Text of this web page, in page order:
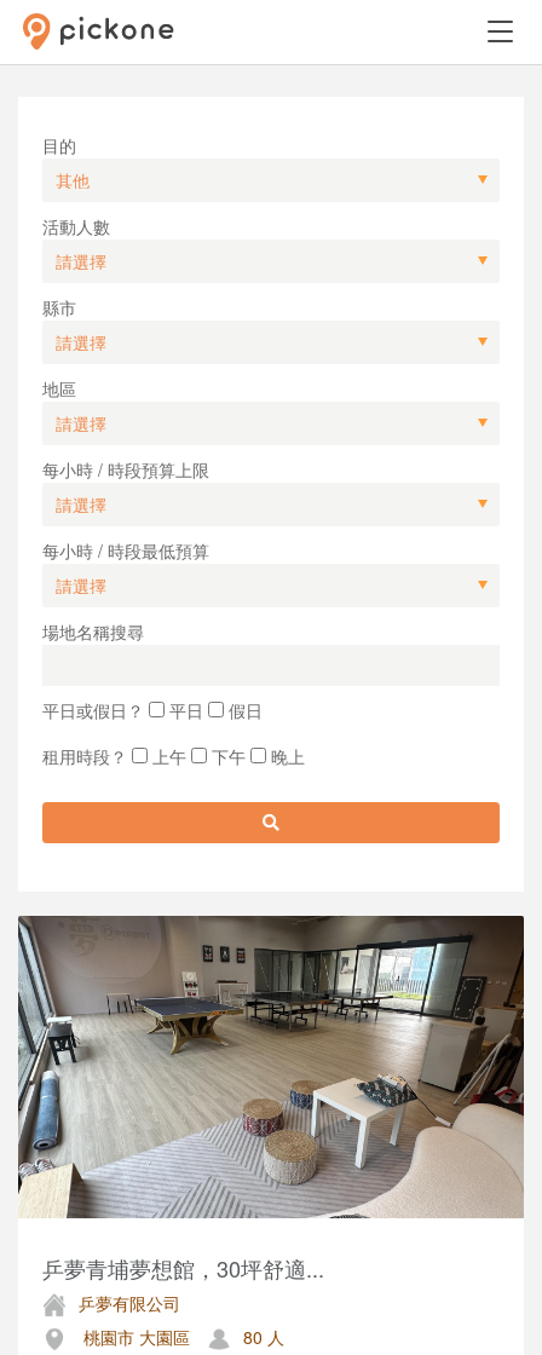
目的
活動人數
縣市
地區
每小時 / 時段預算上限
每小時 / 時段最低預算
場地名稱搜尋
平日或假日？ 平日
假日
租用時段？
上午 下午 晚上
乒夢青埔夢想館，30坪舒適...
乒夢有限公司
桃園市 大園區
80 人